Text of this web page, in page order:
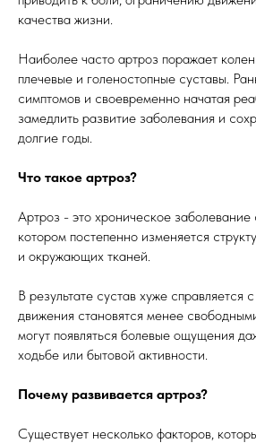
качества жизни.
Наиболее часто артроз поражает
плечевые и голеностопные суставы.
симптомов и своевременно начатая
замедлить развитие заболевания и
долгие годы.
Что такое артроз?
Артроз - это хроническое заболевание
котором постепенно изменяется
и окружающих тканей.
В результате сустав хуже справляется
движения становятся менее
могут появляться болевые ощущения
ходьбе или бытовой активности.
Почему развивается артроз?
Существует несколько факторов,